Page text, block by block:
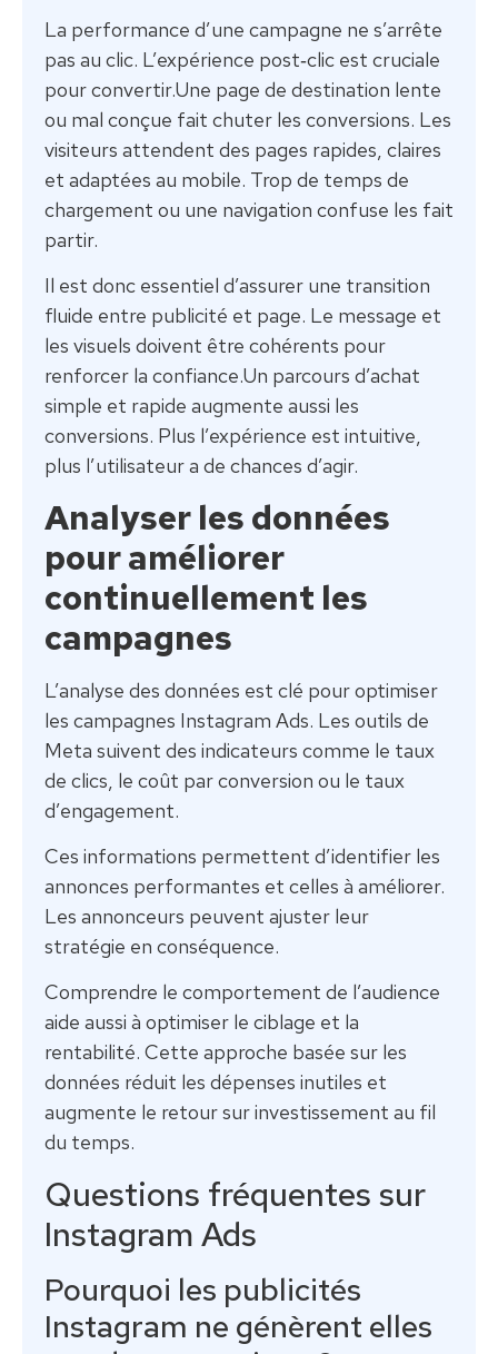
La performance d’une campagne ne s’arrête
pas au clic. L’expérience post‑clic est cruciale
pour convertir.Une page de destination lente
ou mal conçue fait chuter les conversions. Les
visiteurs attendent des pages rapides, claires
et adaptées au mobile. Trop de temps de
chargement ou une navigation confuse les fait
partir.
Il est donc essentiel d’assurer une transition
fluide entre publicité et page. Le message et
les visuels doivent être cohérents pour
renforcer la confiance.Un parcours d’achat
simple et rapide augmente aussi les
conversions. Plus l’expérience est intuitive,
plus l’utilisateur a de chances d’agir.
Analyser les données
pour améliorer
continuellement les
campagnes
L’analyse des données est clé pour optimiser
les campagnes Instagram Ads. Les outils de
Meta suivent des indicateurs comme le taux
de clics, le coût par conversion ou le taux
d’engagement.
Ces informations permettent d’identifier les
annonces performantes et celles à améliorer.
Les annonceurs peuvent ajuster leur
stratégie en conséquence.
Comprendre le comportement de l’audience
aide aussi à optimiser le ciblage et la
rentabilité. Cette approche basée sur les
données réduit les dépenses inutiles et
augmente le retour sur investissement au fil
du temps.
Questions fréquentes sur
Instagram Ads
Pourquoi les publicités
Instagram ne génèrent elles